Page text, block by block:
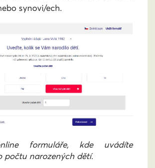
synovi/ech.
formuláře, kde uvádíte
počtu narozených dětí.